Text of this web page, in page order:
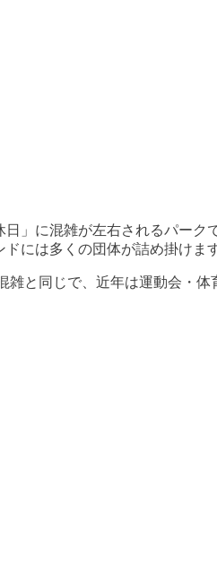
」に混雑が左右されるパーク
には多くの団体が詰め掛けます
雑と同じで、近年は運動会・